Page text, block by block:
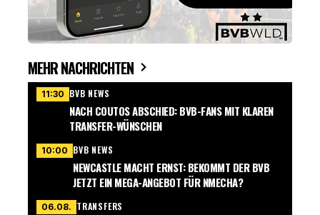
MEHR NACHRICHTEN
11:30 BVB NEWS
NACH COUTOS ABSCHIED: BVB-FANS MIT KLAREN
TRANSFER-WÜNSCHEN
10:00 BVB NEWS
NEWCASTLE MACHT ERNST: BEKOMMT DER BVB
JETZT EIN MEGA-ANGEBOT FÜR NMECHA?
06.08. TRANSFERS